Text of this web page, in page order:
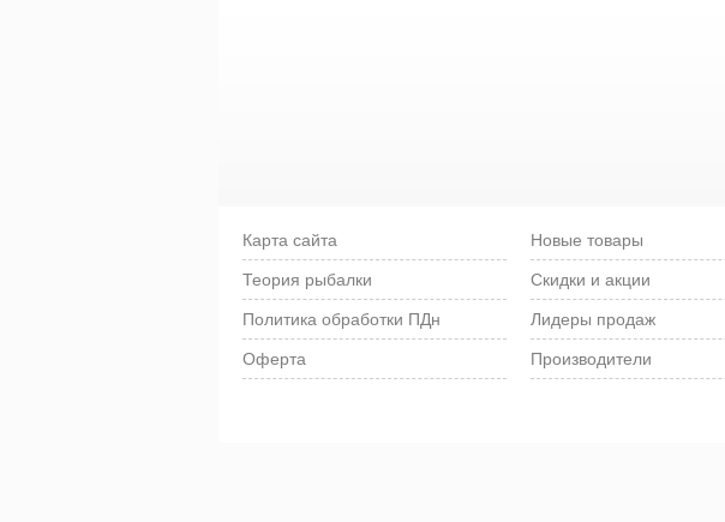
Карта сайта
Теория рыбалки
Политика обработки ПДн
Оферта
Новые товары
Скидки и акции
Лидеры продаж
Производители